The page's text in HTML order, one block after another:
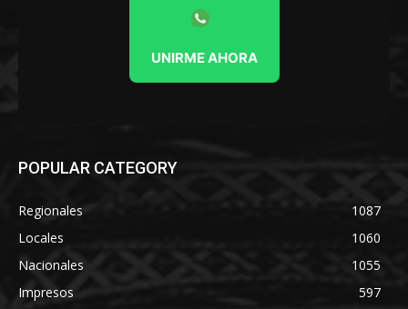
UNIRME AHORA
POPULAR CATEGORY
Regionales
1087
Locales
1060
Nacionales
1055
Impresos
597